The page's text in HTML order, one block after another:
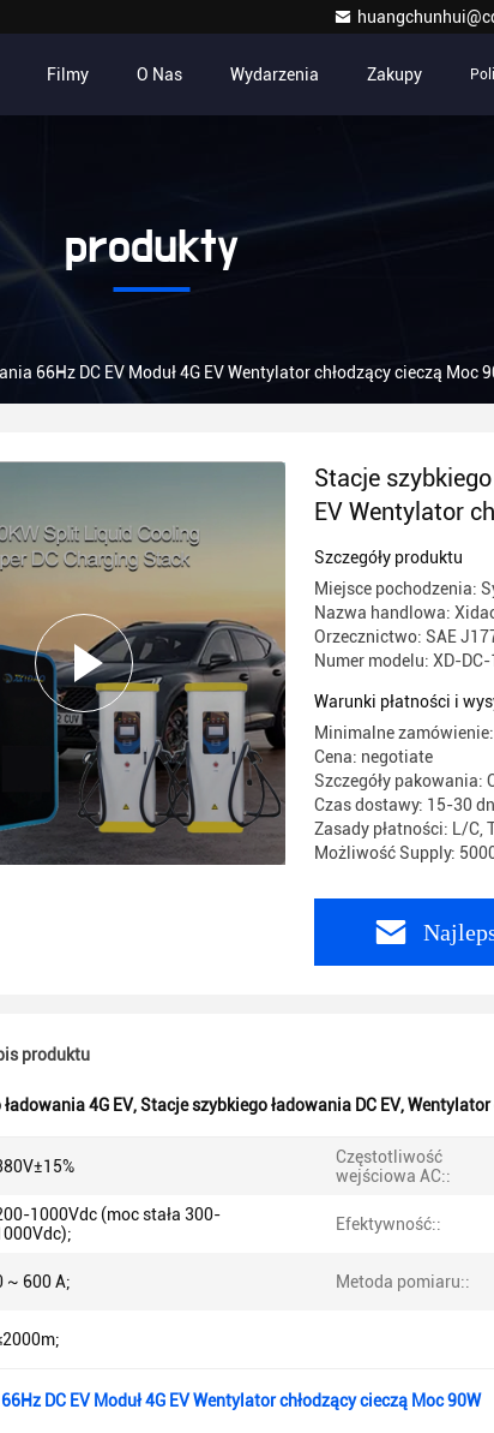
Filmy O Nas Wydarzenia Zakupy
produkty
66Hz DC EV Moduł 4G EV Wentylator chłodzący cieczą Moc
Stacje szybkiego
EV Wentylator
Szczegóły produktu
Miejsce pochodzenia:
Nazwa handlowa:
Orzecznictwo: SAE
Numer modelu: XD-
Warunki płatności i
Minimalne zamówienie:
Cena: negotiate
Szczegóły pakowania:
Czas dostawy: 15-30
Zasady płatności: L/C,
Możliwość Supply:
produktu
4G EV,Stacje szybkiego ładowania DC EV,Wentylator
Częstotliwość
wejściowa AC::
1000Vdc (moc stała 300-
Efektywność::
~ 600 A; Metoda pomiaru::
DC EV Moduł 4G EV Wentylator chłodzący cieczą Moc 90W